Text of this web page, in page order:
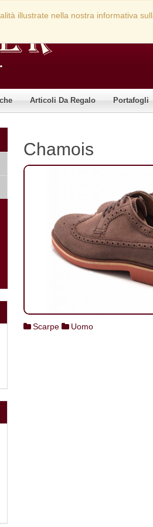
illustrate nella nostra informativa
Articoli Da Regalo Portafogli
Chamois
Scarpe Uomo